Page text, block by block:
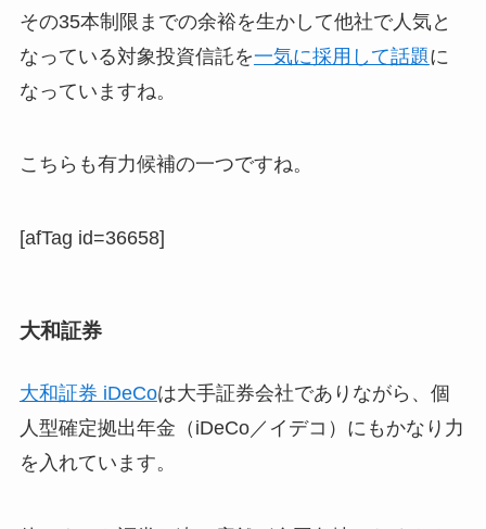
その35本制限までの余裕を生かして他社で人気と
なっている対象投資信託を一気に採用して話題に
なっていますね。
こちらも有力候補の一つですね。
[afTag id=36658]
大和証券
大和証券 iDeCoは大手証券会社でありながら、個
人型確定拠出年金（iDeCo／イデコ）にもかなり力
を入れています。